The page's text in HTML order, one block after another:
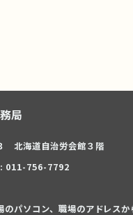
局
北海道自治労会館３階
011-756-7792
パソコン、職場のアドレスか